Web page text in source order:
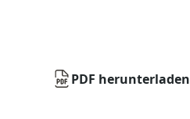
PDF herunterladen